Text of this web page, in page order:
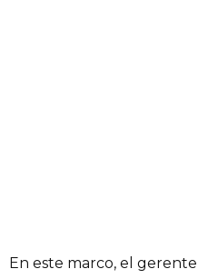
En este marco, el gerente